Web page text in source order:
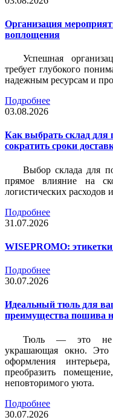
Организация
воплощения
Успешная
требует глубокого
надежным ресурсам и
Подробнее
03.08.2026
Как выбрать склад для
сократить сроки
Выбор склада для
прямое влияние на
логистических расходов
Подробнее
31.07.2026
WISEPROMO:
Подробнее
30.07.2026
Идеальный тюль для
преимущества пошива
Тюль — это не
украшающая окно. Это
оформления
преобразить
неповторимого уюта.
Подробнее
30.07.2026